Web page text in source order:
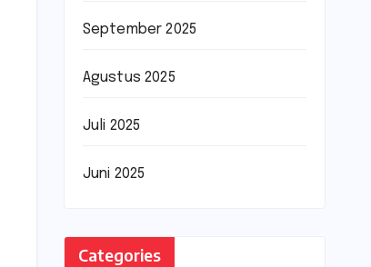
September 2025
Agustus 2025
Juli 2025
Juni 2025
Categories